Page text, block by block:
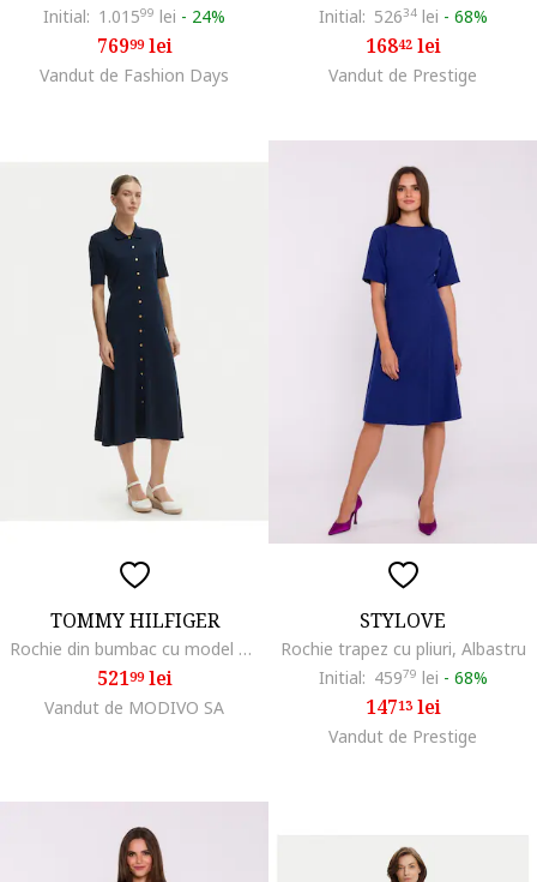
Initial: 1.01599 lei - 24%
76999lei
Vandut de Fashion Days
Initial: 52634lei - 68%
16842lei
Vandut de Prestige
TOMMY HILFIGER
Rochie din bumbac cu model uni
52199lei
Vandut de MODIVO SA
STYLOVE
Rochie trapez cu pliuri, Albastru
Initial: 45979 lei - 68%
14713lei
Vandut de Prestige